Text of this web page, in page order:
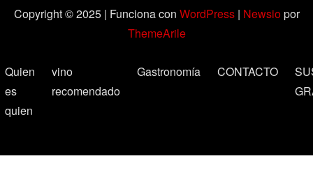
Copyright © 2025 | Funciona con WordPress | Newsiopor
ThemeArile
Quien
es
quien
vino
recomendado
Gastronomía CONTACTO